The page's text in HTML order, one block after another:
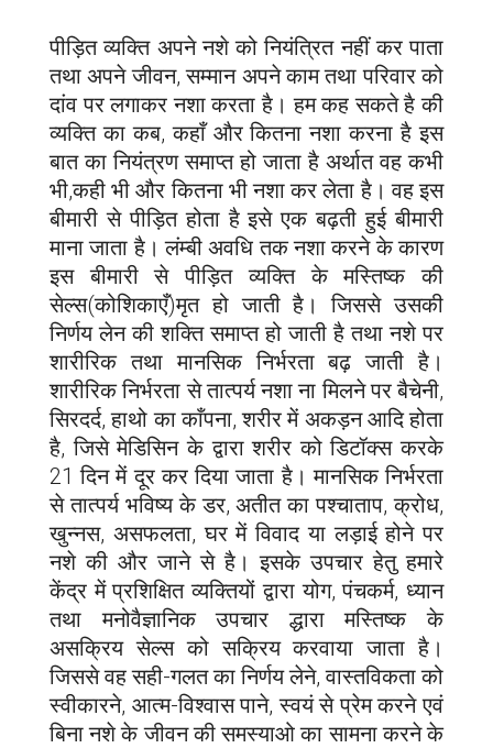
पीड़ित व्यक्ति अपने नशे को नियंत्रित नहीं कर पाता
तथा अपने जीवन, सम्मान अपने काम तथा परिवार को
दांव पर लगाकर नशा करता है। हम कह सकते है की
व्यक्ति का कब, कहाँ और कितना नशा करना है इस
बात का नियंत्रण समाप्त हो जाता है अर्थात वह कभी
भी,कही भी और कितना भी नशा कर लेता है। वह इस
बीमारी से पीड़ित होता है इसे एक बढ़ती हुई बीमारी
माना जाता है। लंम्बी अवधि तक नशा करने के कारण
इस बीमारी से पीड़ित व्यक्ति के मस्तिष्क की
सेल्स(कोशिकाएँ)मृत हो जाती है। जिससे उसकी
निर्णय लेन की शक्ति समाप्त हो जाती है तथा नशे पर
शारीरिक तथा मानसिक निर्भरता बढ़ जाती है।
शारीरिक निर्भरता से तात्पर्य नशा ना मिलने पर बैचेनी,
सिरदर्द, हाथो का काँपना, शरीर में अकड़न आदि होता
है, जिसे मेडिसिन के द्वारा शरीर को डिटॉक्स करके
21 दिन में दूर कर दिया जाता है। मानसिक निर्भरता
से तात्पर्य भविष्य के डर, अतीत का पश्चाताप, क्रोध,
खुन्नस, असफलता, घर में विवाद या लड़ाई होने पर
नशे की और जाने से है। इसके उपचार हेतु हमारे
केंद्र में प्रशिक्षित व्यक्तियों द्वारा योग, पंचकर्म, ध्यान
तथा मनोवैज्ञानिक उपचार द्धारा मस्तिष्क के
असक्रिय सेल्स को सक्रिय करवाया जाता है।
जिससे वह सही-गलत का निर्णय लेने, वास्तविकता को
स्वीकारने, आत्म-विश्वास पाने, स्वयं से प्रेम करने एवं
बिना नशे के जीवन की समस्याओ का सामना करने के